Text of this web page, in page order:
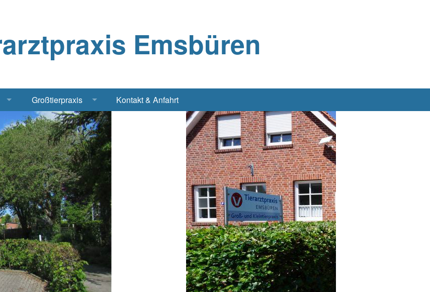
Emsbüren
Elektrochirurgie Narkose
Großtierpraxis
Bestandsbetreuung Schwein
Bestandsbetreuung Rind
Pferde
Geflügel, Tauben, Hühner
Kontakt & Anfahrt